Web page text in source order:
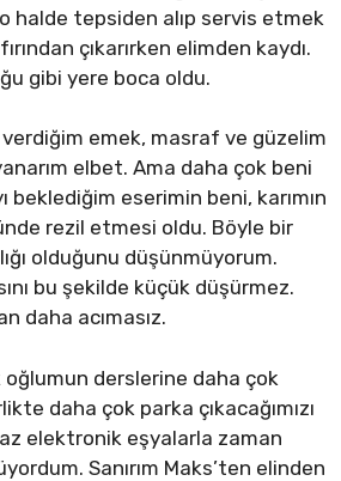
halde tepsiden alıp servis etmek
çıkarırken elimden kaydı.
gibi yere boca oldu.
verdiğim emek, masraf ve güzelim
elbet. Ama daha çok beni
beklediğim eserimin beni, karımın
rezil etmesi oldu. Böyle bir
olduğunu düşünmüyorum.
bu şekilde küçük düşürmez.
daha acımasız.
derslerine daha çok
daha çok parka çıkacağımızı
elektronik eşyalarla zaman
Sanırım Maks’ten elinden